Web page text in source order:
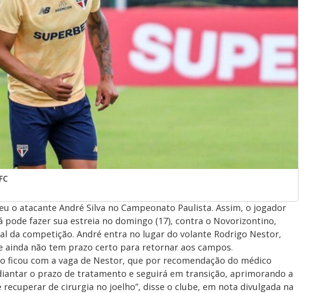
o atacante André Silva no Campeonato Paulista. Assim, o jogador
pode fazer sua estreia no domingo (17), contra o Novorizontino,
da competição. André entra no lugar do volante Rodrigo Nestor,
ainda não tem prazo certo para retornar aos campos.
ficou com a vaga de Nestor, que por recomendação do médico
o prazo de tratamento e seguirá em transição, aprimorando a
de cirurgia no joelho”, disse o clube, em nota divulgada na